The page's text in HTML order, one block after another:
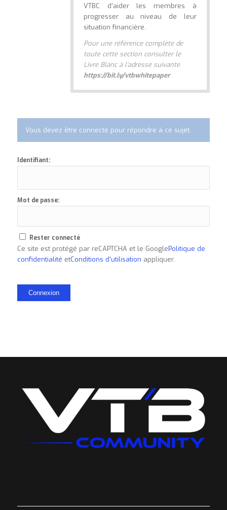
VTBC d’aider les membres à
progresser au niveau de leur
situation financière.
Pour une référence complète de
toute cette section consulter le
Livre Blanc à l’adresse suivante
https://bit.ly/vtbwhitepaper
Vous devez être connecté pour répondre à ce sujet.
Identifiant:
Mot de passe:
Rester connecté
Ce site est protégé par reCAPTCHA et le GooglePolitique de
confidentialité etConditions d'utilisation appliquer.
Connexion